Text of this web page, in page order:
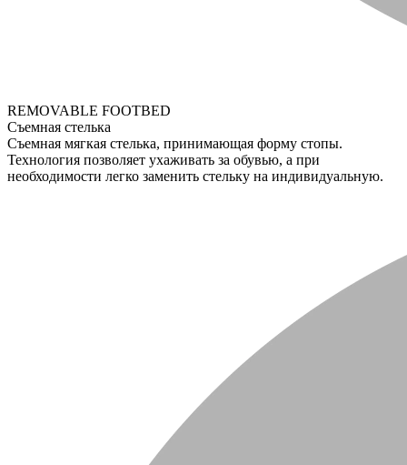
REMOVABLE FOOTBED
Съемная стелька
Съемная мягкая стелька, принимающая форму стопы.
Технология позволяет ухаживать за обувью, а при
необходимости легко заменить стельку на индивидуальную.